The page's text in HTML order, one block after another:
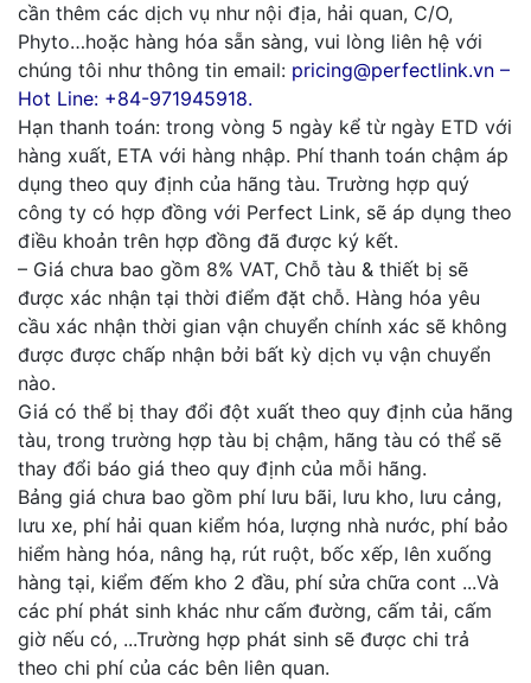
cần thêm các dịch vụ như nội địa, hải quan, C/O,
Phyto…hoặc hàng hóa sẵn sàng, vui lòng liên hệ với
chúng tôi như thông tin email: pricing@perfectlink.vn –
Hot Line: +84-971945918.
Hạn thanh toán: trong vòng 5 ngày kể từ ngày ETD với
hàng xuất, ETA với hàng nhập. Phí thanh toán chậm áp
dụng theo quy định của hãng tàu. Trường hợp quý
công ty có hợp đồng với Perfect Link, sẽ áp dụng theo
điều khoản trên hợp đồng đã được ký kết.
– Giá chưa bao gồm 8% VAT, Chỗ tàu & thiết bị sẽ
được xác nhận tại thời điểm đặt chỗ. Hàng hóa yêu
cầu xác nhận thời gian vận chuyển chính xác sẽ không
được được chấp nhận bởi bất kỳ dịch vụ vận chuyển
nào.
Giá có thể bị thay đổi đột xuất theo quy định của hãng
tàu, trong trường hợp tàu bị chậm, hãng tàu có thể sẽ
thay đổi báo giá theo quy định của mỗi hãng.
Bảng giá chưa bao gồm phí lưu bãi, lưu kho, lưu cảng,
lưu xe, phí hải quan kiểm hóa, lượng nhà nước, phí bảo
hiểm hàng hóa, nâng hạ, rút ruột, bốc xếp, lên xuống
hàng tại, kiểm đếm kho 2 đầu, phí sửa chữa cont ...Và
các phí phát sinh khác như cấm đường, cấm tải, cấm
giờ nếu có, ...Trường hợp phát sinh sẽ được chi trả
theo chi phí của các bên liên quan.